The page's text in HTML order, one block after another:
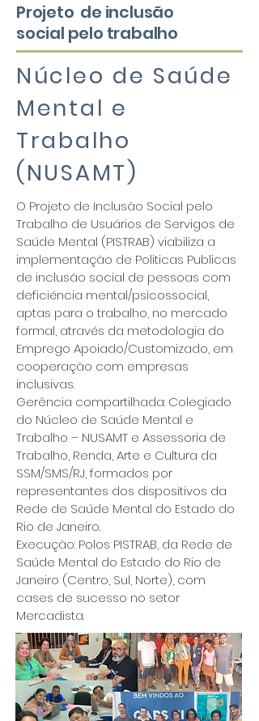
Projeto de inclusão
social pelo trabalho
Núcleo de Saúde
Mental e
Trabalho
(NUSAMT)
O Projeto de Inclusão Social pelo
Trabalho de Usuários de Servigos de
Saúde Mental (PISTRAB) viabiliza a
implementação de Politicas Publicas
de inclusão social de pessoas com
deficiéncia mental/psicossocial,
aptas para o trabalho, no mercado
formal, através da metodologia do
Emprego Apoiado/Customizado, em
cooperação com empresas
inclusivas.
Gerência compartilhada: Colegiado
do Núcleo de Saúde Mental e
Trabalho – NUSAMT e Assessoria de
Trabalho, Renda, Arte e Cultura da
SSM/SMS/RJ, formados por
representantes dos dispositivos da
Rede de Saúde Mental do Estado do
Rio de Janeiro.
Execução: Polos PISTRAB, da Rede de
Saúde Mental do Estado do Rio de
Janeiro (Centro, Sul, Norte), com
cases de sucesso no setor
Mercadista.